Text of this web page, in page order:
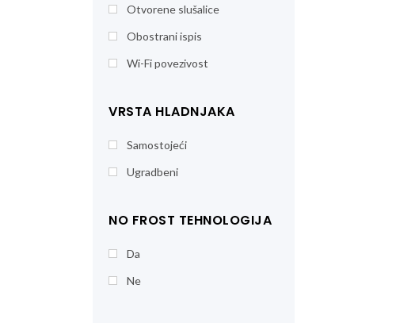
Otvorene slušalice
Obostrani ispis
Wi-Fi povezivost
VRSTA HLADNJAKA
Samostojeći
Ugradbeni
NO FROST TEHNOLOGIJA
Da
Ne